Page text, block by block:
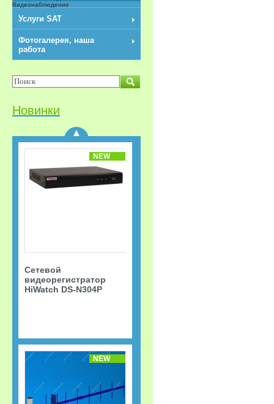
Видеонаблюдение
Услуги SAT
Фотогалерея, наша
работа
Новинки
Делитель HDMI 1x3
REXANT
NEW
Сетевой
видеорегистратор
HiWatch DS-N304P
NEW